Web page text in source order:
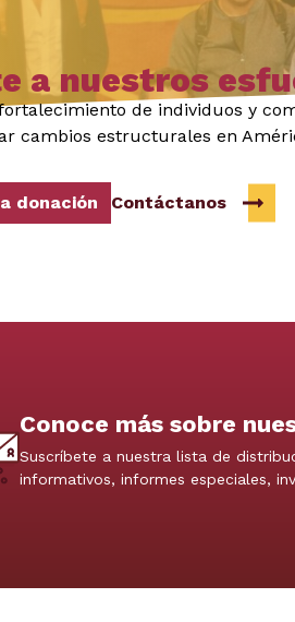
a nuestros
de individuos y
cambios estructurales en
donación Contáctanos
Conoce más sobre
Suscríbete a nuestra lista de
informativos, informes especiales,